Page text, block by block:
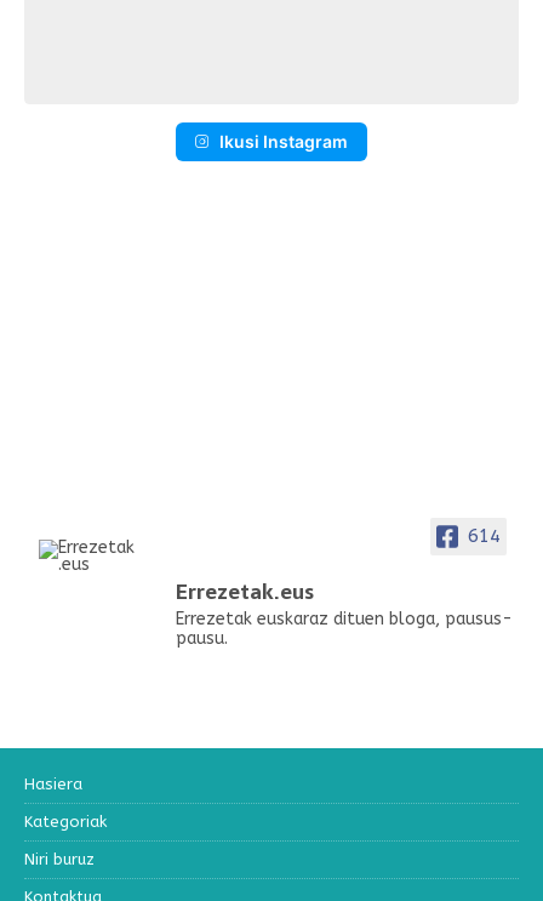
Ikusi Instagram
614
Errezetak.eus
Errezetak euskaraz dituen bloga, pausus-
pausu.
Hasiera
Kategoriak
Niri buruz
Kontaktua